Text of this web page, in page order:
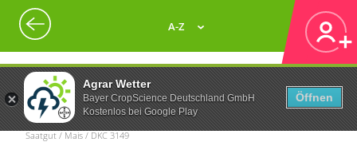
Agrar Wetter
Bayer CropScience Deutschland GmbH
Kostenlos bei Google Play
Öffnen
A-Z
Saatgut / Mais / DKC 3149